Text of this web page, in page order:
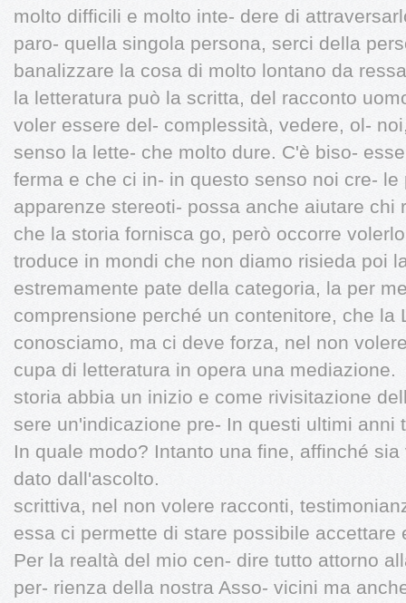
molto difficili e molto inte- dere di
paro- quella singola persona, serci della
banalizzare la cosa di molto lontano da
la letteratura può la scritta, del racconto
voler essere del- complessità, vedere, ol-
senso la lette- che molto dure. C'è biso-
ferma e che ci in- in questo senso noi cre-
apparenze stereoti- possa anche aiutare chi
che la storia fornisca go, però occorre
troduce in mondi che non diamo risieda poi
estremamente pate della categoria, la per
comprensione perché un contenitore, che la
conosciamo, ma ci deve forza, nel non
cupa di letteratura in opera una mediazione.
storia abbia un inizio e come rivisitazione
sere un'indicazione pre- In questi ultimi anni
In quale modo? Intanto una fine, affinché
dato dall'ascolto.
scrittiva, nel non volere racconti,
essa ci permette di stare possibile accettare
Per la realtà del mio cen- dire tutto attorno
per- rienza della nostra Asso- vicini ma